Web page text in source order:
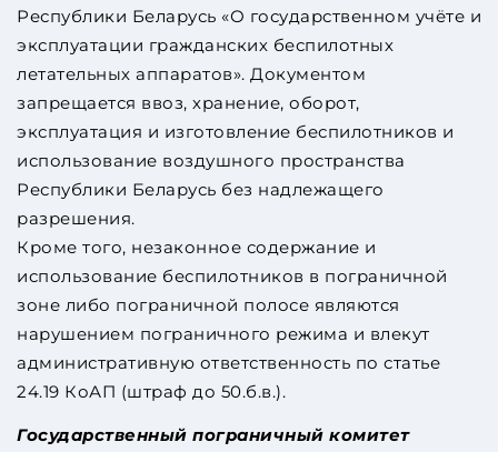
Республики Беларусь «О государственном учёте и
эксплуатации гражданских беспилотных
летательных аппаратов». Документом
запрещается ввоз, хранение, оборот,
эксплуатация и изготовление беспилотников и
использование воздушного пространства
Республики Беларусь без надлежащего
разрешения.
Кроме того, незаконное содержание и
использование беспилотников в пограничной
зоне либо пограничной полосе являются
нарушением пограничного режима и влекут
административную ответственность по статье
24.19 КоАП (штраф до 50.б.в.).
Государственный пограничный комитет